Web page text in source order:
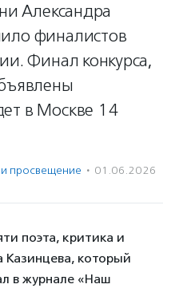
Александра
финалистов
Финал конкурса,
в Москве 14
и просвещение · 01.06.2026
поэта, критика и
Казинцева, который
в журнале «Наш